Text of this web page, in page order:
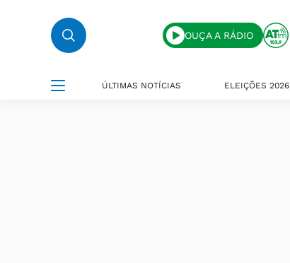
OUÇA A RÁDIO
ÚLTIMAS NOTÍCIAS ELEIÇÕES 2026